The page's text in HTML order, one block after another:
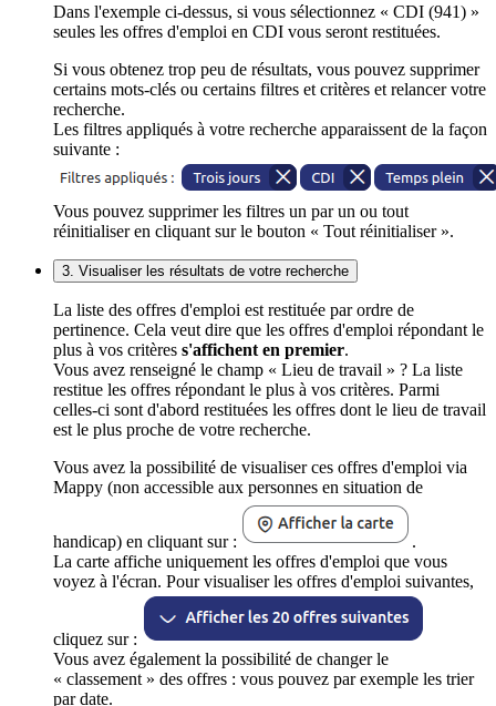
Dans l'exemple ci-dessus, si vous sélectionnez « CDI (941) »
seules les offres d'emploi en CDI vous seront restituées.
Si vous obtenez trop peu de résultats, vous pouvez supprimer
certains mots-clés ou certains filtres et critères et relancer votre
recherche.
Les filtres appliqués à votre recherche apparaissent de la façon
suivante :
Vous pouvez supprimer les filtres un par un ou tout
réinitialiser en cliquant sur le bouton « Tout réinitialiser ».
3. Visualiser les résultats de votre recherche
La liste des offres d'emploi est restituée par ordre de
pertinence. Cela veut dire que les offres d'emploi répondant le
plus à vos critères s'affichent en premier.
Vous avez renseigné le champ « Lieu de travail » ? La liste
restitue les offres répondant le plus à vos critères. Parmi
celles-ci sont d'abord restituées les offres dont le lieu de travail
est le plus proche de votre recherche.
Vous avez la possibilité de visualiser ces offres d'emploi via
Mappy (non accessible aux personnes en situation de
handicap) en cliquant sur :
.
La carte affiche uniquement les offres d'emploi que vous
voyez à l'écran. Pour visualiser les offres d'emploi suivantes,
cliquez sur :
Vous avez également la possibilité de changer le
« classement » des offres : vous pouvez par exemple les trier
par date.